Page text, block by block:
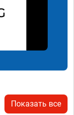
Показать все